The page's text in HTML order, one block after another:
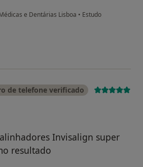
e Dentárias Lisboa • Estudo
Afonso
de telefone verificado
Invisalign super
resultado